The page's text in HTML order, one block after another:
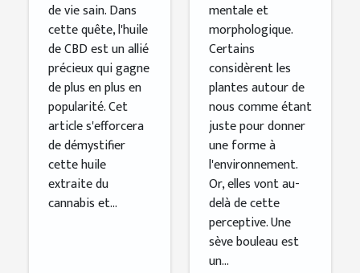
de vie sain. Dans
cette quête, l'huile
de CBD est un allié
précieux qui gagne
de plus en plus en
popularité. Cet
article s'efforcera
de démystifier
cette huile
extraite du
cannabis et...
mentale et
morphologique.
Certains
considèrent les
plantes autour de
nous comme étant
juste pour donner
une forme à
l'environnement.
Or, elles vont au-
delà de cette
perceptive. Une
sève bouleau est
un...